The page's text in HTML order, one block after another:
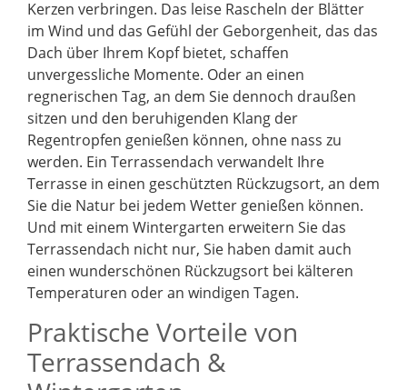
Kerzen verbringen. Das leise Rascheln der Blätter
im Wind und das Gefühl der Geborgenheit, das das
Dach über Ihrem Kopf bietet, schaffen
unvergessliche Momente. Oder an einen
regnerischen Tag, an dem Sie dennoch draußen
sitzen und den beruhigenden Klang der
Regentropfen genießen können, ohne nass zu
werden. Ein Terrassendach verwandelt Ihre
Terrasse in einen geschützten Rückzugsort, an dem
Sie die Natur bei jedem Wetter genießen können.
Und mit einem Wintergarten erweitern Sie das
Terrassendach nicht nur, Sie haben damit auch
einen wunderschönen Rückzugsort bei kälteren
Temperaturen oder an windigen Tagen.
Praktische Vorteile von
Terrassendach &